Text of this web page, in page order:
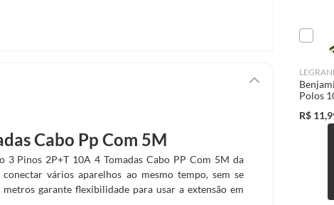
Cabo Pp Com 5M
3 Pinos 2P+T 10A 4 Tomadas Cabo PP Com 5M da
vários aparelhos ao mesmo tempo, sem se
garante flexibilidade para usar a extensão em
Polos
R$